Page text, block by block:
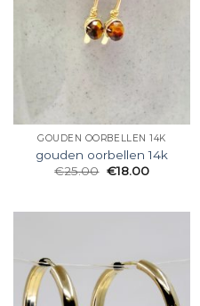
GOUDEN OORBELLEN 14K
gouden oorbellen 14k
€25.00 €18.00